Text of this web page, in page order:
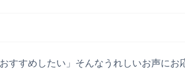
すすめしたい」そんなうれしいお声にお